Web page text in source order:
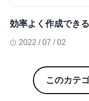
効率よく作成でき
2022 / 07 / 02
このカテ